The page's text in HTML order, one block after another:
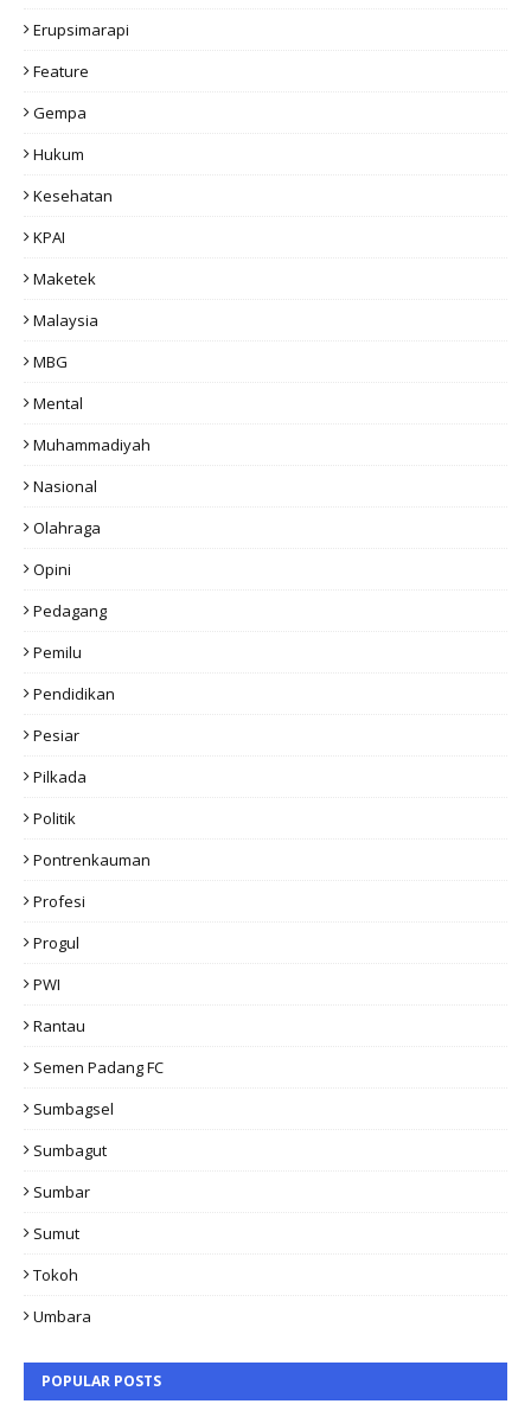
Erupsimarapi
Feature
Gempa
Hukum
Kesehatan
KPAI
Maketek
Malaysia
MBG
Mental
Muhammadiyah
Nasional
Olahraga
Opini
Pedagang
Pemilu
Pendidikan
Pesiar
Pilkada
Politik
Pontrenkauman
Profesi
Progul
PWI
Rantau
Semen Padang FC
Sumbagsel
Sumbagut
Sumbar
Sumut
Tokoh
Umbara
POPULAR POSTS